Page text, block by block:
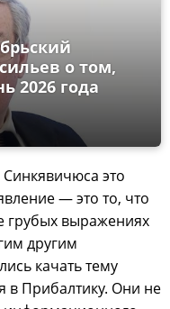
о том,
2026 года
это
— это то, что
грубых выражениях
другим
качать тему
в Прибалтику. Они не